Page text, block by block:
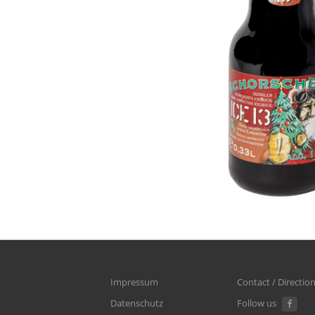
Impressum
Datenschutz
Contact /
Follow us